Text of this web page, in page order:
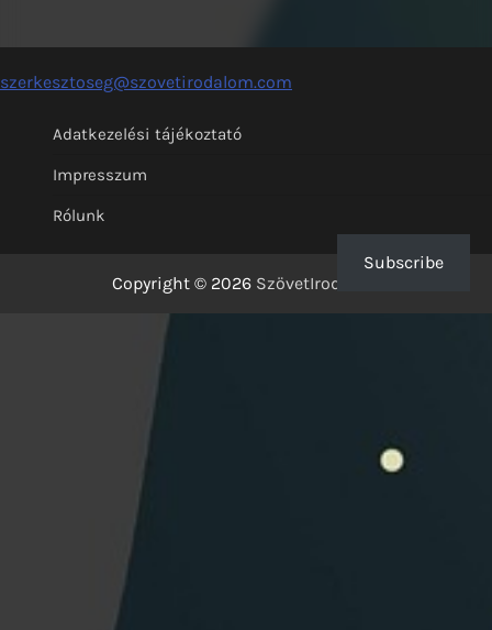
szerkesztoseg@szovetirodalom.com
Adatkezelési tájékoztató
Impresszum
Rólunk
Copyright © 2026 SzövetIrodalom
Subscribe